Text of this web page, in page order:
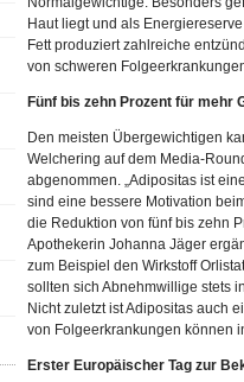
Haut liegt und als
Fett produziert zahlreiche
von schweren
Fünf bis zehn Prozent für mehr
Den meisten Übergewichtigen
Welchering auf dem Media-
abgenommen. „Adipositas ist
sind eine bessere Motivation
die Reduktion von fünf bis zehn
Apothekerin Johanna Jäger
zum Beispiel den Wirkstoff
sollten sich Abnehmwillige stets
Nicht zuletzt ist Adipositas auch
von Folgeerkrankungen können
Erster Europäischer Tag zur